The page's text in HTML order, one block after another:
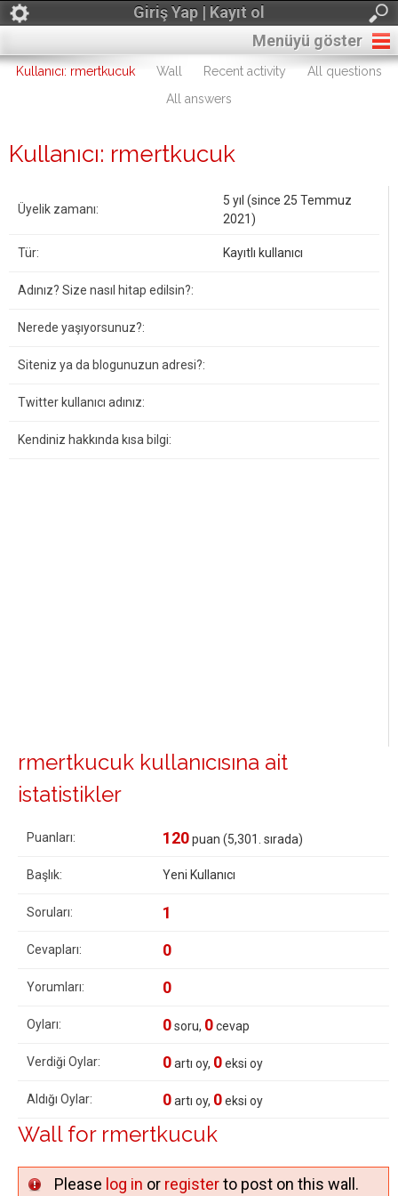
Giriş Yap | Kayıt ol
Menüyü göster
Kullanıcı: rmertkucuk Wall Recent activity
All questions
All answers
Kullanıcı: rmertkucuk
Üyelik zamanı:
5 yıl (since 25 Temmuz
2021)
Tür: Kayıtlı kullanıcı
Adınız? Size nasıl hitap edilsin?:
Nerede yaşıyorsunuz?:
Siteniz ya da blogunuzun adresi?:
Twitter kullanıcı adınız:
Kendiniz hakkında kısa bilgi:
rmertkucuk kullanıcısına ait
istatistikler
Puanları: 120puan (5,301 . sırada)
Başlık: Yeni Kullanıcı
Soruları: 1
Cevapları: 0
Yorumları: 0
Oyları: 0soru, 0cevap
Verdiği Oylar: 0artı oy, 0eksi oy
Aldığı Oylar: 0artı oy, 0eksi oy
Wall for rmertkucuk
Please log in or registerto post on this wall.